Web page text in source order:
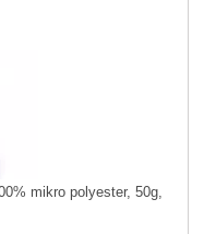
mikro polyester, 50g,